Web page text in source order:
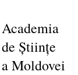
Academia
de Științe
a Moldovei